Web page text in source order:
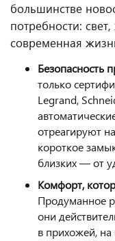
большинстве
потребности:
современная
Безопасность
только
Legrand,
отреагируют
короткое
близких — от
Комфорт,
Продуманное
они
в прихожей, на